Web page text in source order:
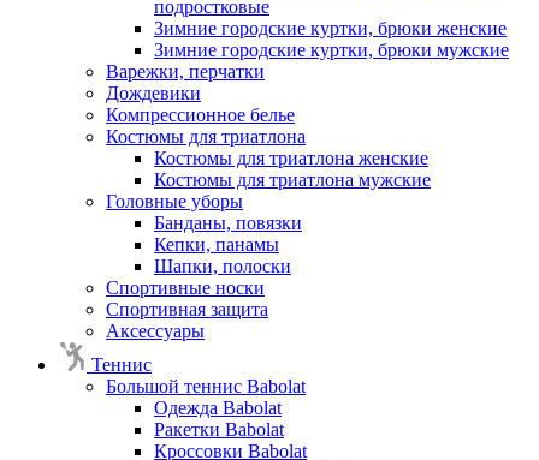
подростковые
Зимние городские куртки, брюки женские
Зимние городские куртки, брюки мужские
Варежки, перчатки
Дождевики
Компрессионное белье
Костюмы для триатлона
Костюмы для триатлона женские
Костюмы для триатлона мужские
Головные уборы
Банданы, повязки
Кепки, панамы
Шапки, полоски
Спортивные носки
Спортивная защита
Аксессуары
Теннис
Большой теннис Babolat
Одежда Babolat
Ракетки Babolat
Кроссовки Babolat